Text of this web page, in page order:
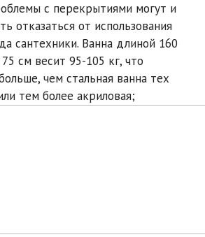
с перекрытиями могут и
отказаться от использования
сантехники. Ванна длиной 160
см весит 95-105 кг, что
чем стальная ванна тех
тем более акриловая;